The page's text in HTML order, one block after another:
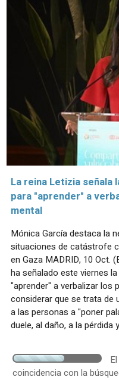
La reina Letizia señala
para "aprender" a
mental
Mónica García destaca la
situaciones de catástrofe
en Gaza MADRID, 10 Oct.
ha señalado este viernes
"aprender" a verbalizar los
considerar que se trata de
a las personas a "poner
duele, al daño, a la pérdida
coincidencia con la